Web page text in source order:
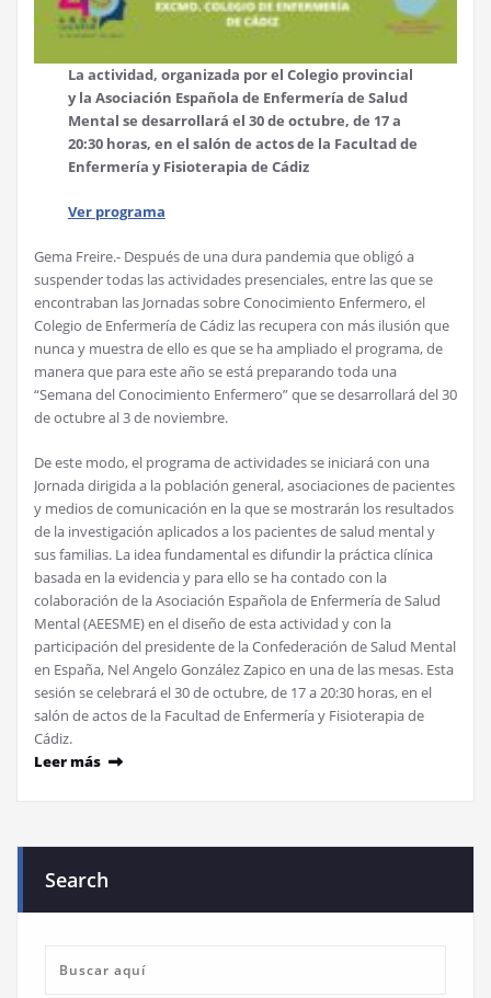
La actividad, organizada por el Colegio provincial
y la Asociación Española de Enfermería de Salud
Mental se desarrollará el 30 de octubre, de 17 a
20:30 horas, en el salón de actos de la Facultad de
Enfermería y Fisioterapia de Cádiz
Ver programa
Gema Freire.- Después de una dura pandemia que obligó a
suspender todas las actividades presenciales, entre las que se
encontraban las Jornadas sobre Conocimiento Enfermero, el
Colegio de Enfermería de Cádiz las recupera con más ilusión que
nunca y muestra de ello es que se ha ampliado el programa, de
manera que para este año se está preparando toda una
“Semana del Conocimiento Enfermero” que se desarrollará del 30
de octubre al 3 de noviembre.
De este modo, el programa de actividades se iniciará con una
Jornada dirigida a la población general, asociaciones de pacientes
y medios de comunicación en la que se mostrarán los resultados
de la investigación aplicados a los pacientes de salud mental y
sus familias. La idea fundamental es difundir la práctica clínica
basada en la evidencia y para ello se ha contado con la
colaboración de la Asociación Española de Enfermería de Salud
Mental (AEESME) en el diseño de esta actividad y con la
participación del presidente de la Confederación de Salud Mental
en España, Nel Angelo González Zapico en una de las mesas. Esta
sesión se celebrará el 30 de octubre, de 17 a 20:30 horas, en el
salón de actos de la Facultad de Enfermería y Fisioterapia de
Cádiz.
Leer más
Search